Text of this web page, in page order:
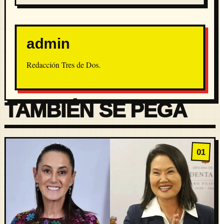
admin
Redacción Tres de Dos.
TAMBIÉN SE PEGA
01